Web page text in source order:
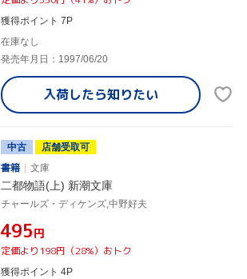
獲得ポイント 7P
在庫なし
発売年月日：1997/06/20
入荷したら知りたい
中古
店舗受取可
書籍
文庫
二都物語(上) 新潮文庫
チャールズ・ディケンズ,中野好夫
¥495円
定価より198円（28%）おトク
獲得ポイント 4P